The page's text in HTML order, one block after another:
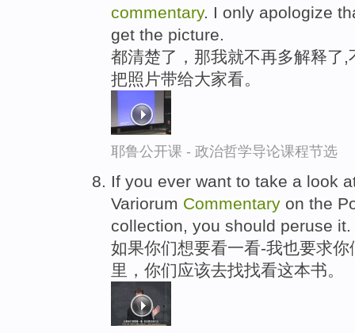
commentary. I only apologize
get the picture.
都清楚了，那我就不再多解释了
把照片带给大家看。
耶鲁公开课 - 政治哲学导论课程节选
If you ever want to take a look
Variorum Commentary on the
collection, you should peruse it.
如果你们想要看一看-我也要求
里，你们应该去找找看这本书。